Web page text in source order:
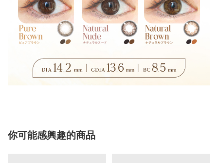
你可能感興趣的商品